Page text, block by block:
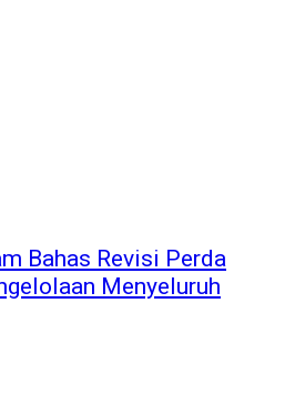
Bahas Revisi Perda
Menyeluruh